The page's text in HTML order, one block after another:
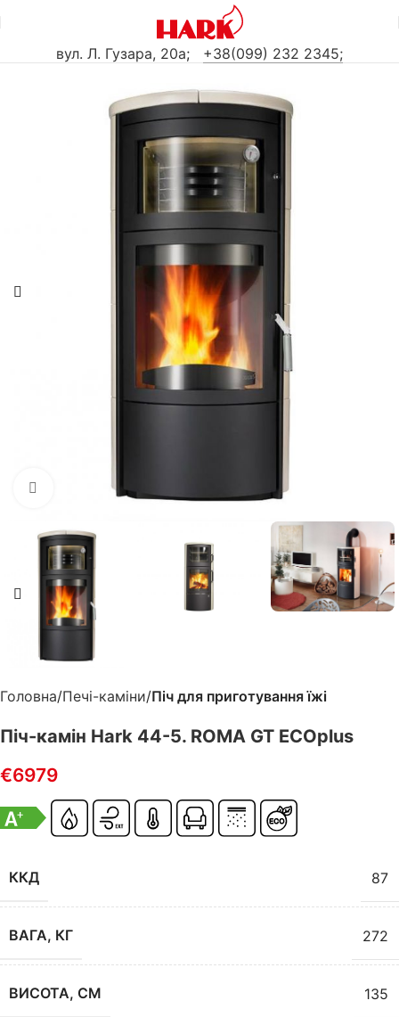
вул. Л. Гузара, 20а; +38(099) 232 2345;
Клацніть, щоб збільшити
Головна Печі-каміни Піч для приготування їжі
Піч-камін Hark 44-5. ROMA GT ECOplus
€6979
ККД 87
ВАГА, КГ 272
ВИСОТА, СМ 135